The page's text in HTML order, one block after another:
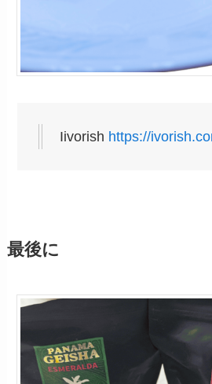
Iivorish https://
最後に